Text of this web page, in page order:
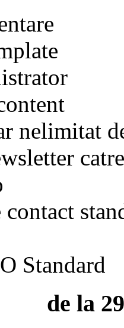
nelimitat
Standard
de la